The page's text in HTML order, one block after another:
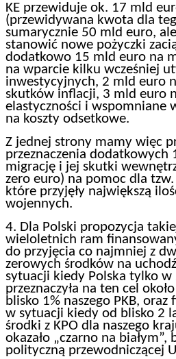
KE przewiduje ok. 17 mld
(przewidywana kwota dla
sumarycznie 50 mld euro,
stanowić nowe pożyczki
dodatkowo 15 mld euro na
na wparcie kilku wcześniej
inwestycyjnych, 2 mld euro
skutków inflacji, 3 mld euro
elastyczności i wspomniane
na koszty odsetkowe.
Z jednej strony mamy więc
przeznaczenia dodatkowych
migrację i jej skutki
zero euro) na pomoc dla
które przyjęły największą
wojennych.
4. Dla Polski propozycja
wieloletnich ram
do przyjęcia co najmniej z
zerowych środków na
sytuacji kiedy Polska tylko
przeznaczyła na ten cel
blisko 1% naszego PKB,
w sytuacji kiedy od blisko 2
środki z KPO dla naszego
okazało „czarno na
polityczną przewodniczącej